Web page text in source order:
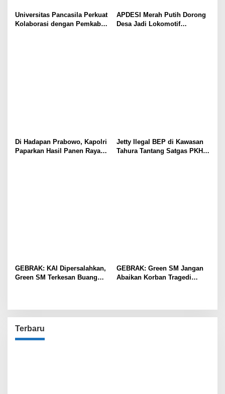
Universitas Pancasila Perkuat
Kolaborasi dengan Pemkab
APDESI Merah Putih Dorong
Desa Jadi Lokomotif
Di Hadapan Prabowo, Kapolri
Paparkan Hasil Panen Raya
Jetty Ilegal BEP di Kawasan
Tahura Tantang Satgas PKH,
GEBRAK: KAI Dipersalahkan,
Green SM Terkesan Buang
GEBRAK: Green SM Jangan
Abaikan Korban Tragedi
Terbaru